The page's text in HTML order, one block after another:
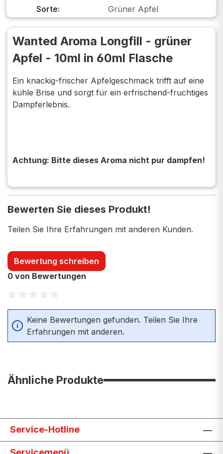
Sorte:
Grüner Apfel
Wanted Aroma Longfill - grüner
Apfel - 10ml in 60ml Flasche
Ein knackig-frischer Apfelgeschmack trifft auf eine
kühle Brise und sorgt für ein erfrischend-fruchtiges
Dampferlebnis.
Achtung: Bitte dieses Aroma nicht pur dampfen!
Bewerten Sie dieses Produkt!
Teilen Sie Ihre Erfahrungen mit anderen Kunden.
Bewertung schreiben
0 von Bewertungen
Durchschnittliche Bewertung von 0 von 5 Sternen
Keine Bewertungen gefunden. Teilen Sie Ihre
Erfahrungen mit anderen.
Ähnliche Produkte
Service-Hotline